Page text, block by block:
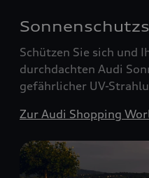
Schützen Sie sich und
durchdachten Audi
gefährlicher UV-
Zur Audi Shopping